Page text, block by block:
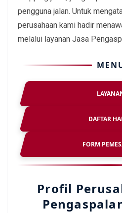
pengguna jalan. Untuk
perusahaan kami hadir
melalui layanan Jasa
DAFTAR
FORM
Profil